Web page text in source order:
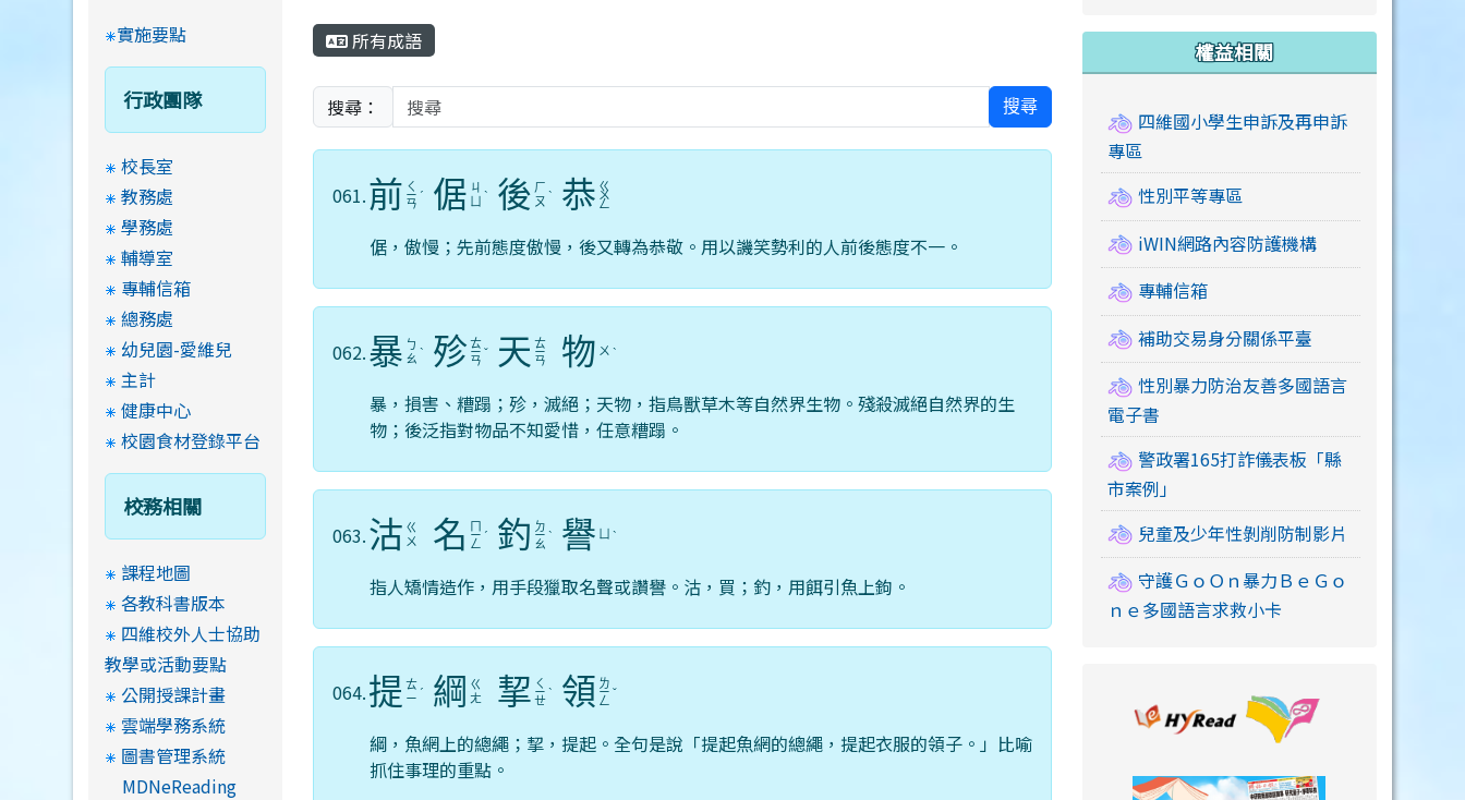
所有成語
搜尋： 搜尋
061.前 ㄑ
ㄧ
ㄢ
ˊ 倨 ㄐ
ˋ 後 ㄏ
ㄡ ˋ 恭 ㄍ
ㄨ
ㄥ
倨，傲慢；先前態度傲慢，後又轉為恭敬。用以譏笑勢利的人前後態度不一。
062.暴 ㄅ
ㄠ ˋ 殄 ㄊ
ㄧ
ㄢ
ˇ 天 ㄊ
ㄧ
ㄢ 物 ㄨ ˋ
暴，損害、糟蹋；殄，滅絕；天物，指鳥獸草木等自然界生物。殘殺滅絕自然界的生
物；後泛指對物品不知愛惜，任意糟蹋。
063.沽 ㄍ
ㄨ
名 ㄇ
ㄧ
ㄥ
ˊ 釣 ㄉ
ㄧ
ㄠ
ˋ 譽 ˋ
指人矯情造作，用手段獵取名聲或讚譽。沽，買；釣，用餌引魚上鉤。
064.提 ㄊ
ㄧ ˊ 綱 ㄍ
ㄤ
挈 ㄑ
ㄧ
ㄝ
ˋ 領 ㄌ
ㄧ
ㄥ
ˇ
綱，魚網上的總繩；挈，提起。全句是說「提起魚網的總繩，提起衣服的領子。」比喻
抓住事理的重點。
實施要點
行政團隊
校長室
教務處
學務處
輔導室
專輔信箱
總務處
幼兒園-愛維兒
主計
健康中心
校園食材登錄平台
校務相關
課程地圖
各教科書版本
四維校外人士協助
教學或活動要點
公開授課計畫
雲端學務系統
圖書管理系統
MDNeReading
權益相關
四維國小學生申訴及再申訴
專區
性別平等專區
iWIN網路內容防護機構
專輔信箱
補助交易身分關係平臺
性別暴力防治友善多國語言
電子書
警政署165打詐儀表板「縣
市案例」
兒童及少年性剝削防制影片
守護ＧｏＯｎ暴力ＢｅＧｏ
ｎｅ多國語言求救小卡